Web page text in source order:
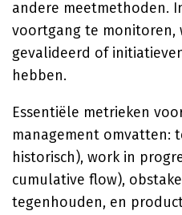
andere meetmethoden.
voortgang te
gevalideerd of
hebben.
Essentiële metrieken
management omvatten:
historisch), work in
cumulative flow),
tegenhouden, en